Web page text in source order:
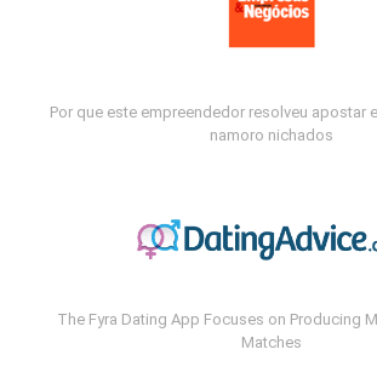
Por que este empreendedor resolveu apostar
namoro nichados
The Fyra Dating App Focuses on Producing
Matches